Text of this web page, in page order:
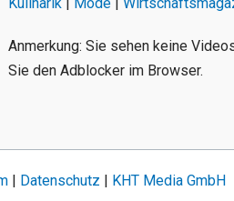
Anmerkung: Sie sehen keine
Sie den Adblocker im Browser.
Datenschutz KHT Media GmbH